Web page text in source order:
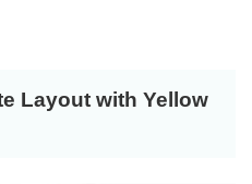
Layout with Yellow